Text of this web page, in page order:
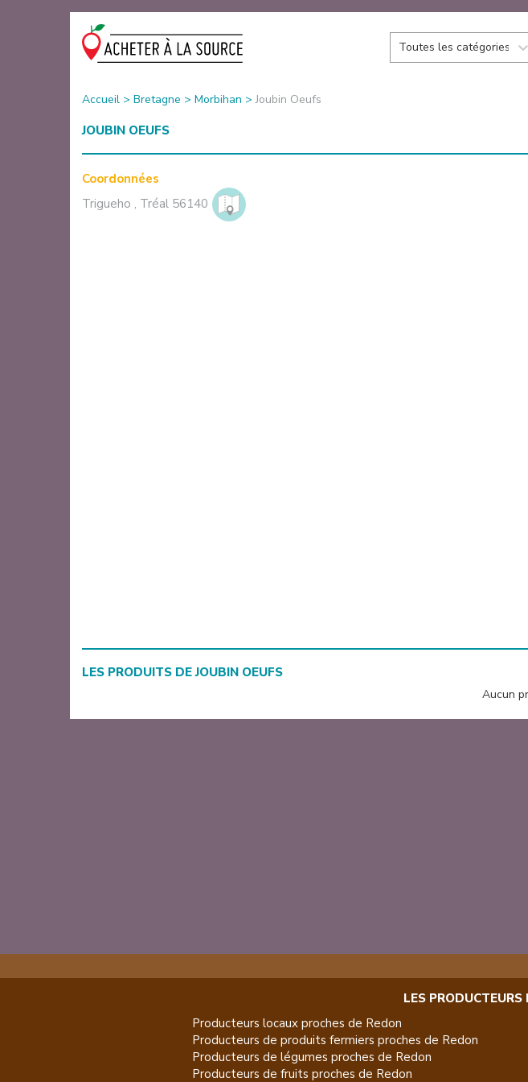
Toutes les catégories
Accueil > Bretagne > Morbihan >Joubin Oeufs
JOUBIN OEUFS
Coordonnées
Trigueho , Tréal 56140
LES PRODUITS DEJOUBIN OEUFS
Aucun
LES PRODUCTEURS
Producteurs locaux proches de Redon
Producteurs de produits fermiers proches de Redon
Producteurs de légumes proches de Redon
Producteurs de fruits proches de Redon